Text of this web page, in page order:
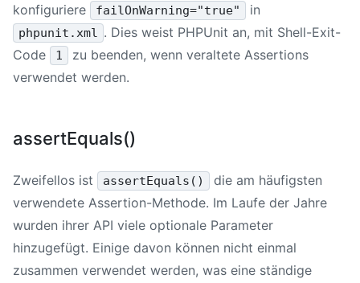
konfiguriere
failOnWarning="true" in
phpunit.xml . Dies weist PHPUnit an, mit Shell-Exit-
Code
1
zu beenden, wenn veraltete Assertions
verwendet werden.
assertEquals()
Zweifellos ist assertEquals()
die am häufigsten
verwendete Assertion-Methode. Im Laufe der Jahre
wurden ihrer API viele optionale Parameter
hinzugefügt. Einige davon können nicht einmal
zusammen verwendet werden, was eine ständige